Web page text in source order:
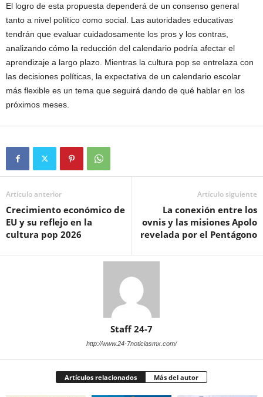
El logro de esta propuesta dependerá de un consenso general
tanto a nivel político como social. Las autoridades educativas
tendrán que evaluar cuidadosamente los pros y los contras,
analizando cómo la reducción del calendario podría afectar el
aprendizaje a largo plazo. Mientras la cultura pop se entrelaza con
las decisiones políticas, la expectativa de un calendario escolar
más flexible es un tema que seguirá dando de qué hablar en los
próximos meses.
Artículo anterior
Crecimiento económico de
EU y su reflejo en la
cultura pop 2026
Artículo siguiente
La conexión entre los
ovnis y las misiones Apolo
revelada por el Pentágono
Staff 24-7
http://www.24-7noticiasmx.com/
Artículos relacionados Más del autor